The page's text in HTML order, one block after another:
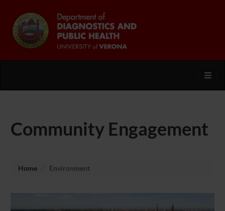
Community Engagement
Home Environment